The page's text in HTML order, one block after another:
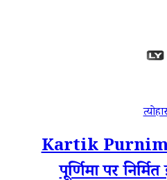
त्योहार
Kartik Purnima
पूर्णिमा पर